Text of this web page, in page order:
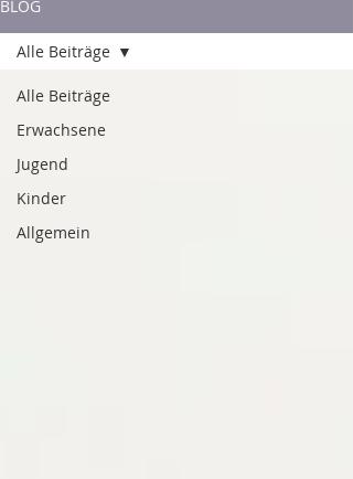
BLOG
Alle Beiträge
Erwachsene
Jugend
Kinder
Allgemein
Alle Beiträge